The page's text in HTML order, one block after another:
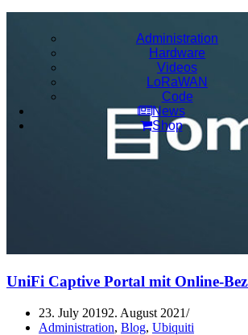
Administration
Hardware
Videos
LoRaWAN
Code
News
Shop
UniFi Captive Portal mit Online-
23. July 20192. August 2021
Administration, Blog, Ubiquiti